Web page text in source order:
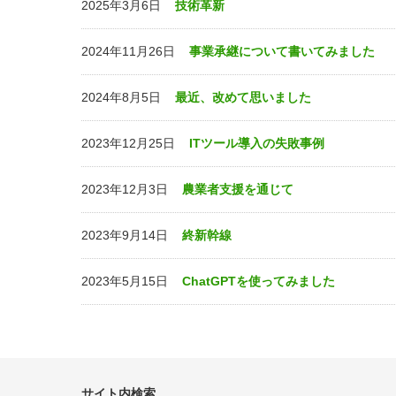
2025年3月6日 技術革新
2024年11月26日 事業承継について書いてみました
2024年8月5日 最近、改めて思いました
2023年12月25日 ITツール導入の失敗事例
2023年12月3日 農業者支援を通じて
2023年9月14日 終新幹線
2023年5月15日 ChatGPTを使ってみました